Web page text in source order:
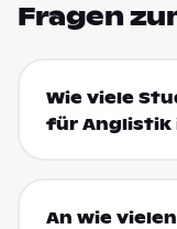
Fragen
Wie viele
für Anglistik
An wie